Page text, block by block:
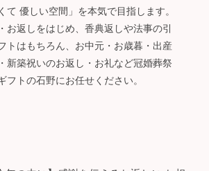
て 優しい空間」を本気で目指します。
お返しをはじめ、香典返しや法事の引
トはもちろん、お中元・お歳暮・出産
新築祝いのお返し・お礼など冠婚葬祭
フトの石野にお任せください。